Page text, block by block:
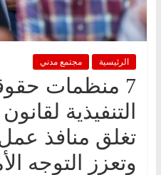
الرئيسية مجتمع مدني
7 منظمات
التنفيذية
تغلق منافذ
وتعزز التوجه